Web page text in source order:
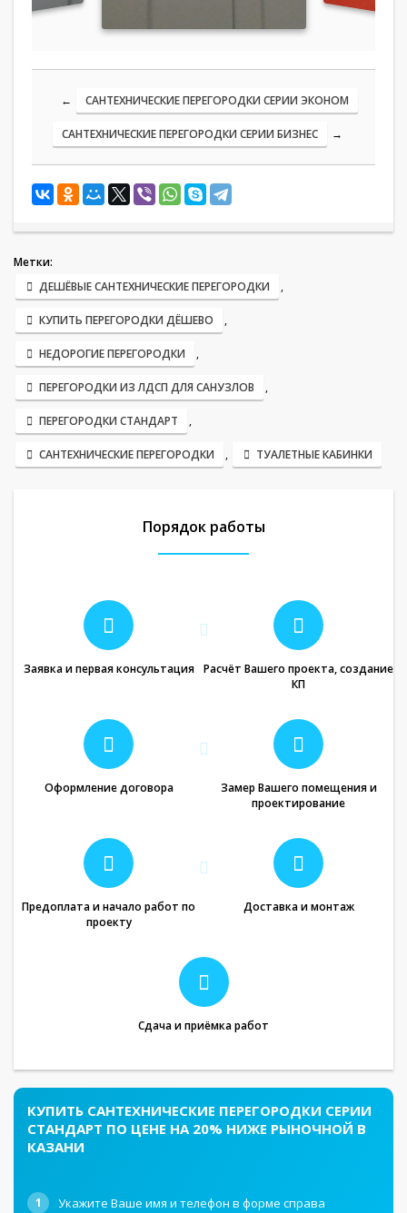
← САНТЕХНИЧЕСКИЕ ПЕРЕГОРОДКИ СЕРИИ ЭКОНОМ
САНТЕХНИЧЕСКИЕ ПЕРЕГОРОДКИ СЕРИИ БИЗНЕС →
Метки:
ДЕШЁВЫЕ САНТЕХНИЧЕСКИЕ ПЕРЕГОРОДКИ
,
КУПИТЬ ПЕРЕГОРОДКИ ДЁШЕВО ,
НЕДОРОГИЕ ПЕРЕГОРОДКИ ,
ПЕРЕГОРОДКИ ИЗ ЛДСП ДЛЯ САНУЗЛОВ ,
ПЕРЕГОРОДКИ СТАНДАРТ ,
САНТЕХНИЧЕСКИЕ ПЕРЕГОРОДКИ , ТУАЛЕТНЫЕ КАБИНКИ
Порядок работы
Заявка и первая консультация
Расчёт Вашего проекта, создание
КП
Оформление договора
Замер Вашего помещения и
проектирование
Предоплата и начало работ по
проекту
Доставка и монтаж
Сдача и приёмка работ
КУПИТЬ САНТЕХНИЧЕСКИЕ ПЕРЕГОРОДКИ СЕРИИ
СТАНДАРТ ПО ЦЕНЕ НА 20% НИЖЕ РЫНОЧНОЙ В
КАЗАНИ
1 Укажите Ваше имя и телефон в форме справа